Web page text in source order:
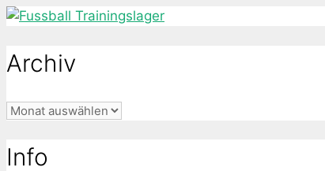
Archiv
Archiv
Info